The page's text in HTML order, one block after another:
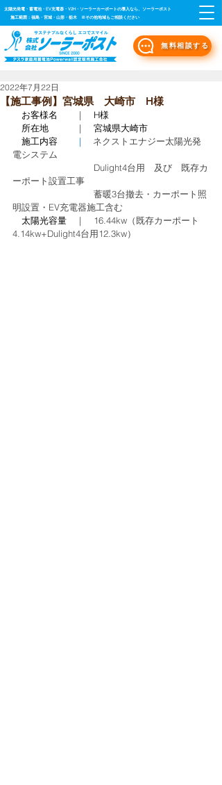
無料相談する
太陽光発電・蓄電池・EV充電器・V2H・ソーラーカーポートの導入なら、ソーラーポスト
施工範囲：福島・宮城・山形・栃木 ※その他地域もご相談ください
【施工事例】宮城県 大崎市 H様
2022年7月22日
お客様名 ｜
H様
所在地
｜
宮城県大崎市
施工内容 ｜ ネクストエナジー太陽光発
電システム
Dulight4台用　及び　既存カ
ーポート設置工事
蓄暖3台撤去・カーポート照
明設置・EV充電器施工含む
太陽光容量
｜
16.44kw（既存カーポート
4.14kw+Dulight4台用12.3kw）